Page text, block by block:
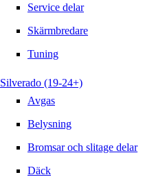
Service delar
Skärmbredare
Tuning
Silverado (19-24+)
Avgas
Belysning
Bromsar och slitage delar
Däck